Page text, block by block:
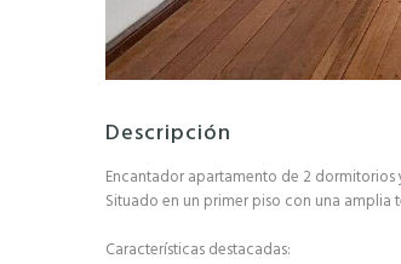
Descripción
Encantador apartamento de 2
Situado en un primer piso con una
Características destacadas: